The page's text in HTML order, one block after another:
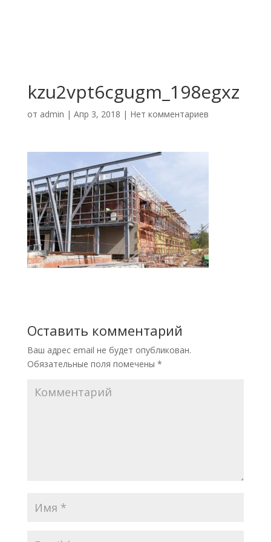
kzu2vpt6cgugm_198egxz
от admin | Апр 3, 2018 | Нет комментариев
Оставить комментарий
Ваш адрес email не будет опубликован.
Обязательные поля помечены *